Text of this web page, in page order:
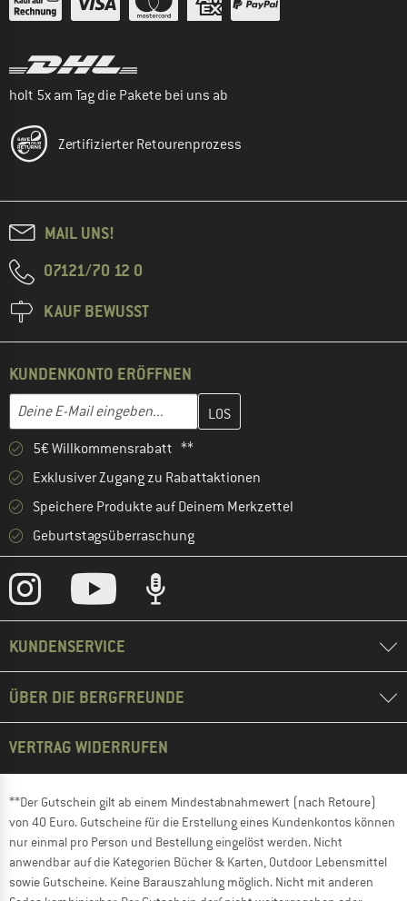
holt 5x am Tag die Pakete bei uns ab
Zertifizierter Retourenprozess
MAIL UNS!
07121/70 12 0
KAUF BEWUSST
KUNDENKONTO ERÖFFNEN
E-Mail-Adresse
Gib hier deine E-Mail-Adresse ein und erstelle im nächsten
5€ Willkommensrabatt **
Exklusiver Zugang zu Rabattaktionen
Speichere Produkte auf Deinem Merkzettel
Geburtstagsüberraschung
KUNDENSERVICE
ÜBER DIE BERGFREUNDE
VERTRAG WIDERRUFEN
**Der Gutschein gilt ab einem Mindestabnahmewert (nach Retoure)
von 40 Euro. Gutscheine für die Erstellung eines Kundenkontos können
nur einmal pro Person und Bestellung eingelöst werden. Nicht
anwendbar auf die Kategorien Bücher & Karten, Outdoor Lebensmittel
sowie Gutscheine. Keine Barauszahlung möglich. Nicht mit anderen